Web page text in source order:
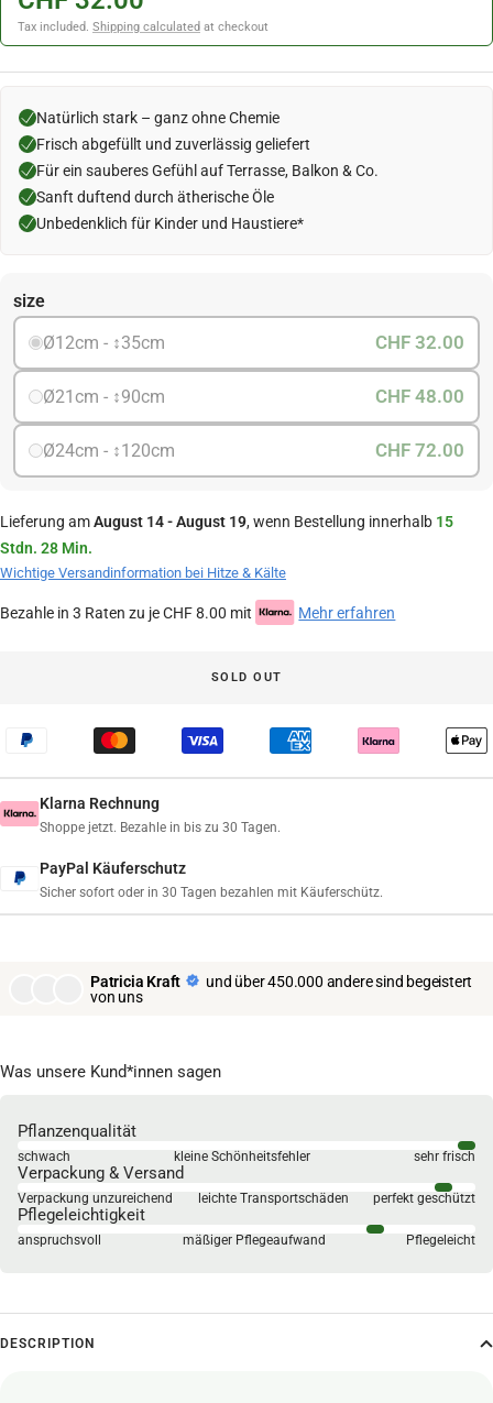
Tax included. Shipping calculated at checkout
Natürlich stark – ganz ohne Chemie
Frisch abgefüllt und zuverlässig geliefert
Für ein sauberes Gefühl auf Terrasse, Balkon & Co.
Sanft duftend durch ätherische Öle
Unbedenklich für Kinder und Haustiere*
size
Ø12cm - ↕35cm
CHF 32.00
Ø21cm - ↕90cm CHF 48.00
Ø24cm - ↕120cm CHF 72.00
Lieferung amAugust 14 - August 19, wenn Bestellung innerhalb 15
Stdn. 28 Min.
Wichtige Versandinformation bei Hitze & Kälte
Bezahle in 3 Raten zu je CHF 8.00 mit Mehr erfahren
SOLD OUT
Klarna Rechnung
Shoppe jetzt. Bezahle in bis zu 30 Tagen.
PayPal Käuferschutz
Sicher sofort oder in 30 Tagen bezahlen mit Käuferschütz.
Patricia Kraft
und über 450.000 andere sind begeistert
von uns
Was unsere Kund*innen sagen
Pflanzenqualität
schwach kleine Schönheitsfehler sehr frisch
Verpackung & Versand
Verpackung unzureichend leichte Transportschäden perfekt geschützt
Pflegeleichtigkeit
anspruchsvoll mäßiger Pflegeaufwand Pflegeleicht
DESCRIPTION